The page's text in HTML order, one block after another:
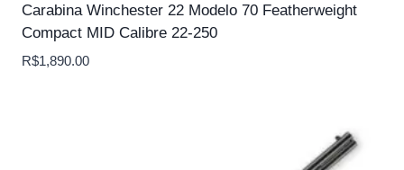
Carabina Winchester 22 Modelo 70 Featherweight
Compact MID Calibre 22-250
R$1,890.00